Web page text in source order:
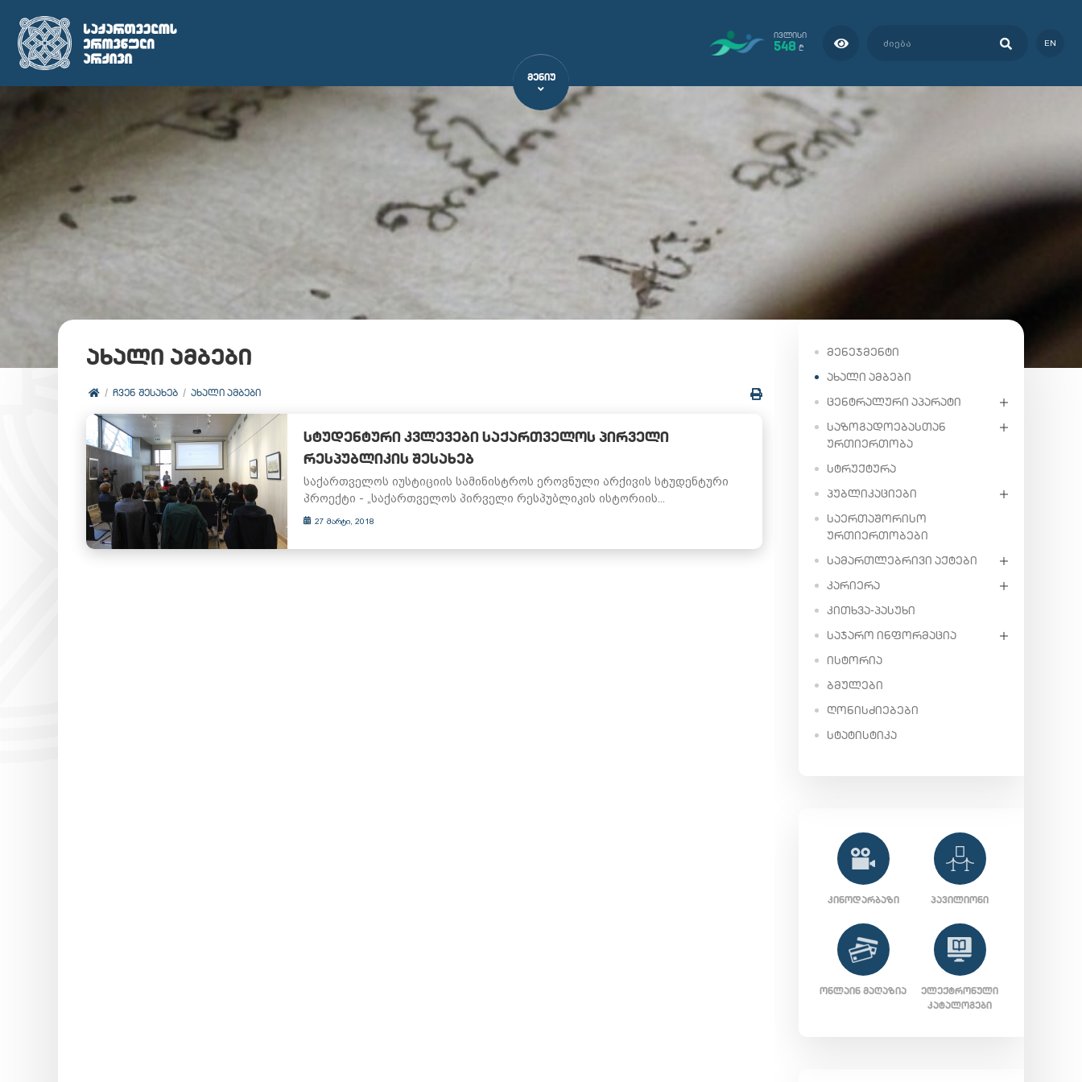
ᲘᲕᲚᲘᲡᲘ
548 ₾ EN
ᲛᲔᲜᲘᲣ
ახალი ამბები
ᲩᲕᲔᲜ ᲨᲔᲡᲐᲮᲔᲑ ᲐᲮᲐᲚᲘ ᲐᲛᲑᲔᲑᲘ
ᲡᲢᲣᲓᲔᲜᲢᲣᲠᲘ ᲙᲕᲚᲔᲕᲔᲑᲘ ᲡᲐᲥᲐᲠᲗᲕᲔᲚᲝᲡ ᲞᲘᲠᲕᲔᲚᲘ
ᲠᲔᲡᲞᲣᲑᲚᲘᲙᲘᲡ ᲨᲔᲡᲐᲮᲔᲑ
საქართველოს იუსტიციის სამინისტროს ეროვნული არქივის სტუდენტური
პროექტი - „საქართველოს პირველი რესპუბლიკის ისტორიის...
27 მარტი, 2018
ᲛᲔᲜᲔᲯᲛᲔᲜᲢᲘ
ᲐᲮᲐᲚᲘ ᲐᲛᲑᲔᲑᲘ
ᲪᲔᲜᲢᲠᲐᲚᲣᲠᲘ ᲐᲞᲐᲠᲐᲢᲘ
ᲡᲐᲖᲝᲒᲐᲓᲝᲔᲑᲐᲡᲗᲐᲜ
ᲣᲠᲗᲘᲔᲠᲗᲝᲑᲐ
ᲡᲢᲠᲣᲥᲢᲣᲠᲐ
ᲞᲣᲑᲚᲘᲙᲐᲪᲘᲔᲑᲘ
ᲡᲐᲔᲠᲗᲐᲨᲝᲠᲘᲡᲝ
ᲣᲠᲗᲘᲔᲠᲗᲝᲑᲔᲑᲘ
ᲡᲐᲛᲐᲠᲗᲚᲔᲑᲠᲘᲕᲘ ᲐᲥᲢᲔᲑᲘ
ᲙᲐᲠᲘᲔᲠᲐ
ᲙᲘᲗᲮᲕᲐ-ᲞᲐᲡᲣᲮᲘ
ᲡᲐᲯᲐᲠᲝ ᲘᲜᲤᲝᲠᲛᲐᲪᲘᲐ
ᲘᲡᲢᲝᲠᲘᲐ
ᲑᲛᲣᲚᲔᲑᲘ
ᲦᲝᲜᲘᲡᲫᲘᲔᲑᲔᲑᲘ
ᲡᲢᲐᲢᲘᲡᲢᲘᲙᲐ
ᲙᲘᲜᲝᲓᲐᲠᲑᲐᲖᲘ ᲞᲐᲕᲘᲚᲘᲝᲜᲘ
ᲝᲜᲚᲐᲘᲜ ᲛᲐᲦᲐᲖᲘᲐ
ᲔᲚᲔᲥᲢᲠᲝᲜᲣᲚᲘ
ᲙᲐᲢᲐᲚᲝᲒᲔᲑᲘ